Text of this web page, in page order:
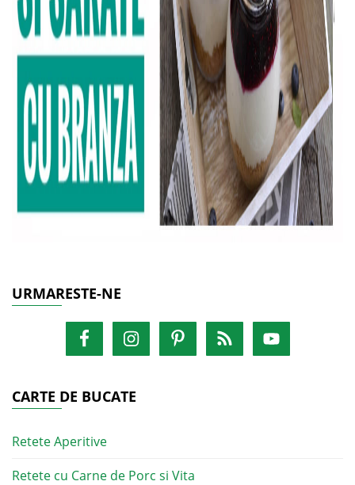
URMARESTE-NE
CARTE DE BUCATE
Retete Aperitive
Retete cu Carne de Porc si Vita